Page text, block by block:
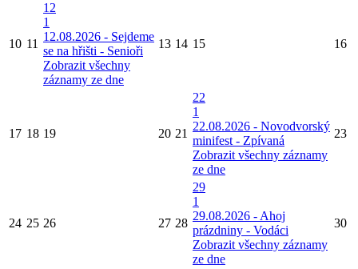
10 11
12
1
12.08.2026 - Sejdeme
se na hřišti - Senioři
Zobrazit všechny
záznamy ze dne
13 14 15 16
17 18 19 20 21
22
1
22.08.2026 - Novodvorský
minifest - Zpívaná
Zobrazit všechny záznamy
ze dne
23
24 25 26 27 28
29
1
29.08.2026 - Ahoj
prázdniny - Vodáci
Zobrazit všechny záznamy
ze dne
30